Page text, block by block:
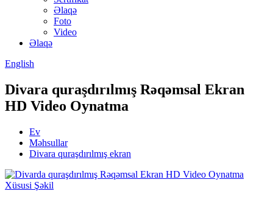
Əlaqə
Foto
Video
Əlaqə
English
Divara quraşdırılmış Rəqəmsal Ekran
HD Video Oynatma
Ev
Məhsullar
Divara quraşdırılmış ekran